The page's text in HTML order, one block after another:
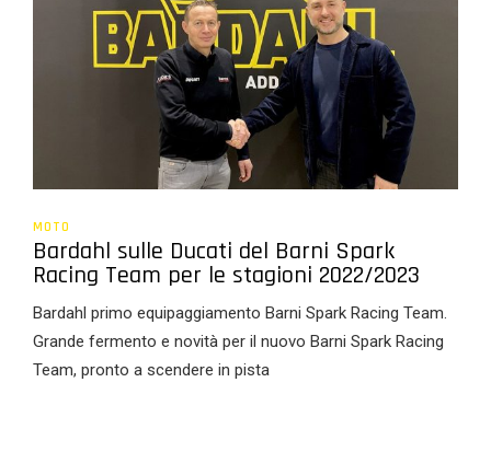
MOTO
Bardahl sulle Ducati del Barni Spark
Racing Team per le stagioni 2022/2023
Bardahl primo equipaggiamento Barni Spark Racing Team.
Grande fermento e novità per il nuovo Barni Spark Racing
Team, pronto a scendere in pista